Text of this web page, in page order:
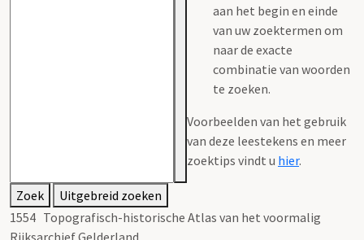
aan het begin en einde
van uw zoektermen om
naar de exacte
combinatie van woorden
te zoeken.
Voorbeelden van het gebruik
van deze leestekens en meer
zoektips vindt u hier.
Zoek
Uitgebreid zoeken
1554 Topografisch-historische Atlas van het voormalig
Rijksarchief Gelderland